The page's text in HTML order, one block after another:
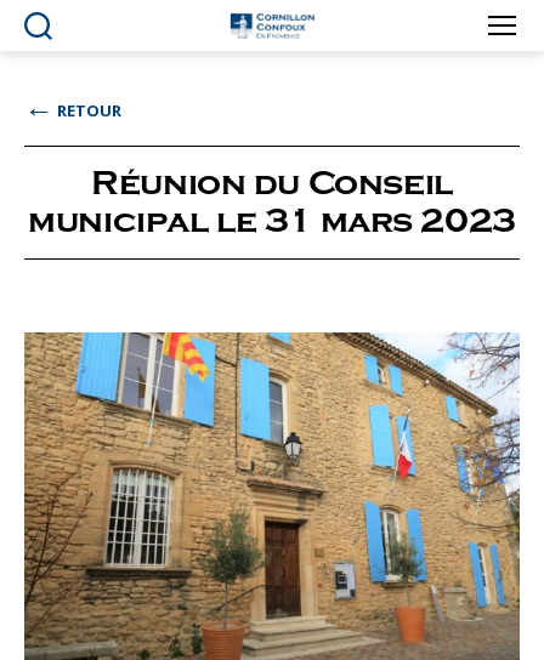
Ville
en
Provence
← RETOUR
Réunion du Conseil
municipal le 31 mars 2023